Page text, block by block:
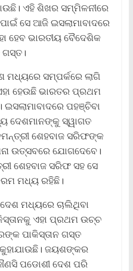
ଏହି ଶିଖର ସମ୍ମିଳନୀରେ
ସେ ଆଜି ଇସଲାମାବାଦରେ
ହେବ ଭାରତୀୟ ବୈଦେଶିକ
ମଧ୍ୟରେ ସମ୍ପର୍କରେ ଲାଗି
ହେଉଛି ଭାରତର ପ୍ରଥମ
ପହଞ୍ଚିବା
ଦେଶମାନଙ୍କୁ ସ୍ୱାଗତ
ଶେହବାଜ ସରିଫଙ୍କ
ଉତ୍ସବରେ ଯୋଗଦେବେ।
ଶେହବାଜ ସରିଫ ସହ ସେ
ମଧ୍ୟ ରହିଛି।
ମଧ୍ୟରେ ଚାଲିଥିବା
ଏହା ପ୍ରଥମ ଉଚ୍ଚ
ପାକିସ୍ତାନ ଗସ୍ତ
ଜୟଶଙ୍କର
ପଡୋଶୀ ଦେଶ ପରି